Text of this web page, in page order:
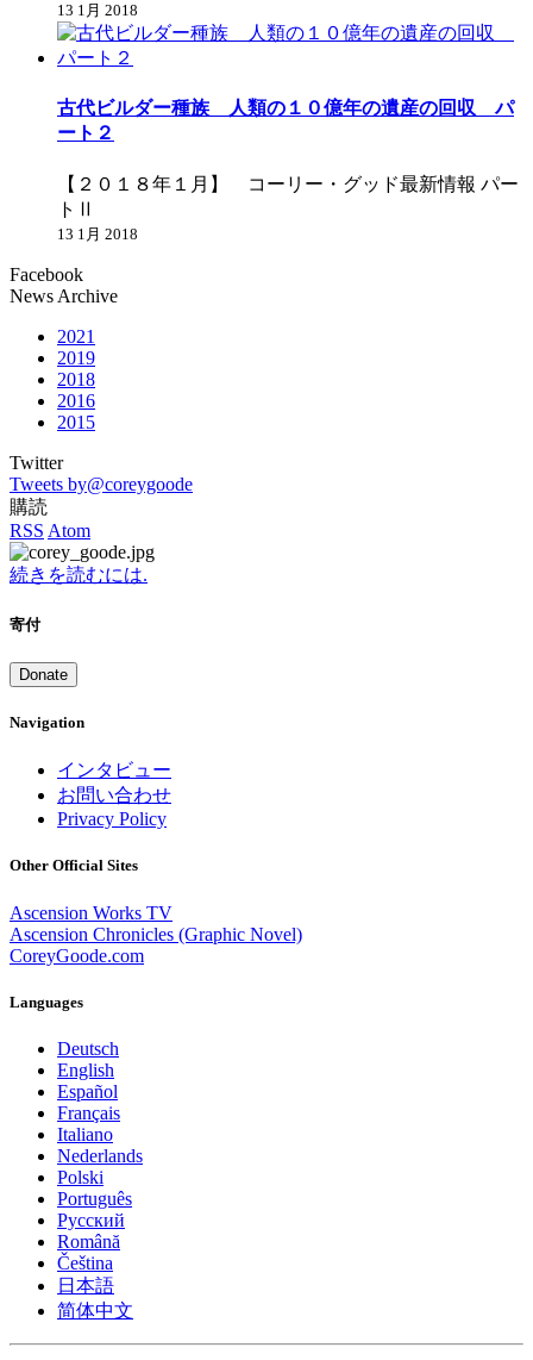
13 1月 2018
古代ビルダー種族 人類の１０億年の遺産の回収 パ
ート２
【２０１８年１月】 コーリー・グッド最新情報 パー
トⅡ
13 1月 2018
Facebook
News Archive
2021
2019
2018
2016
2015
Twitter
Tweets by@coreygoode
購読
RSS Atom
続きを読むには.
寄付
Donate
Navigation
インタビュー
お問い合わせ
Privacy Policy
Other Official Sites
Ascension Works TV
Ascension Chronicles (Graphic Novel)
CoreyGoode.com
Languages
Deutsch
English
Español
Français
Italiano
Nederlands
Polski
Português
Pусский
Română
Čeština
日本語
简体中文